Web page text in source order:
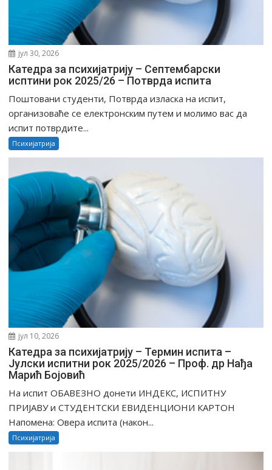
јул 30, 2026
Катедра за психијатрију – Септембарски
исптини рок 2025/26 – Потврда испита
Поштовани студенти, Потврда изласка на испит,
организоваће се електронским путем и молимо вас да
испит потврдите...
Психијатрија
јул 10, 2026
Катедра за психијатрију – Термин испита –
Јулски испитни рок 2025/2026 – Проф. др Нађа
Марић Бојовић
На испит ОБАВЕЗНО донети ИНДЕКС, ИСПИТНУ
ПРИЈАВУ и СТУДЕНТСКИ ЕВИДЕНЦИОНИ КАРТОН
Напомена: Овера испита (након...
Психијатрија